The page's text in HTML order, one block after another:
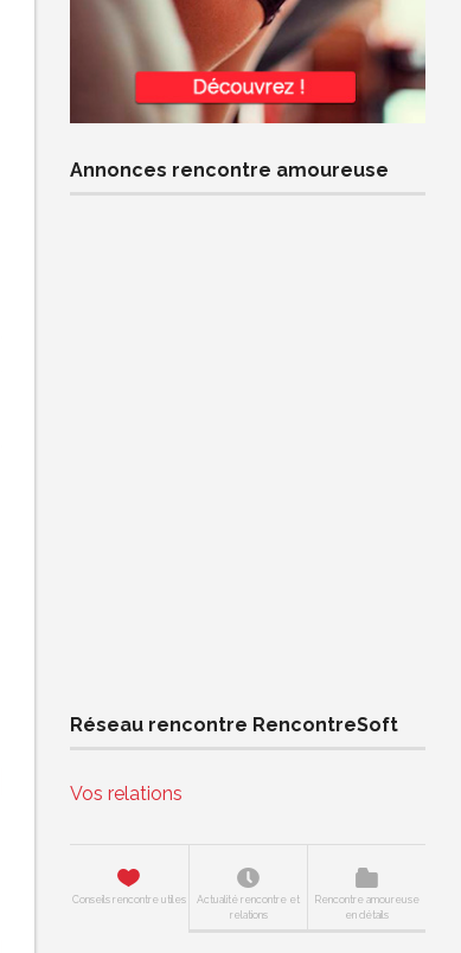
Annonces rencontre amoureuse
Réseau rencontre RencontreSoft
Vos relations
Conseils rencontre utiles
Actualité rencontre et
relations
Rencontre amoureuse
en détails